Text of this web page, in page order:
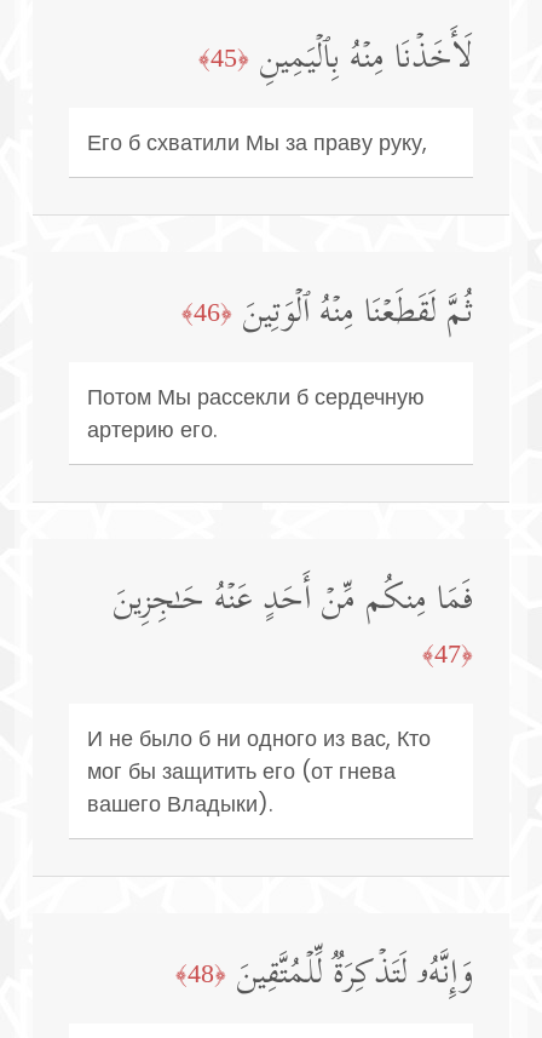
لَأَخَذۡنَا مِنۡهُ بِٱلۡیَمِینِ ﴿45﴾
Его б схватили Мы за праву руку,
ثُمَّ لَقَطَعۡنَا مِنۡهُ ٱلۡوَتِینَ ﴿46﴾
Потом Мы рассекли б сердечную
артерию его.
فَمَا مِنكُم مِّنۡ أَحَدٍ عَنۡهُ حَـٰجِزِینَ
﴿47﴾
И не было б ни одного из вас, Кто
мог бы защитить его (от гнева
вашего Владыки).
وَإِنَّهُۥ لَتَذۡكِرَةࣱ لِّلۡمُتَّقِینَ ﴿48﴾